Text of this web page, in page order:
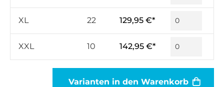
XL 22 129,95 €*
XXL 10 142,95 €*
Varianten in den Warenkorb